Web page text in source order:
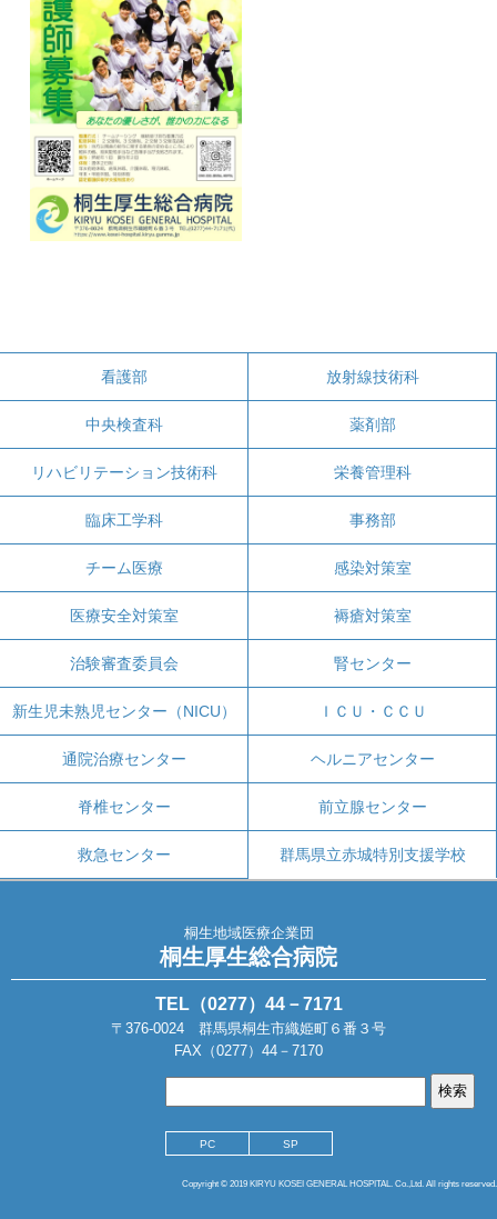
看護部 放射線技術科
中央検査科 薬剤部
リハビリテーション技術科 栄養管理科
臨床工学科 事務部
チーム医療 感染対策室
医療安全対策室 褥瘡対策室
治験審査委員会 腎センター
新生児未熟児センター（NICU） ＩＣＵ・ＣＣＵ
通院治療センター ヘルニアセンター
脊椎センター 前立腺センター
救急センター 群馬県立赤城特別支援学校
桐生地域医療企業団
桐生厚生総合病院
TEL（0277）44－7171
〒376-0024 群馬県桐生市織姫町６番３号
FAX（0277）44－7170
PC SP
Copyright © 2019 KIRYU KOSEI GENERAL HOSPITAL. Co.,Ltd. All rights reserved.